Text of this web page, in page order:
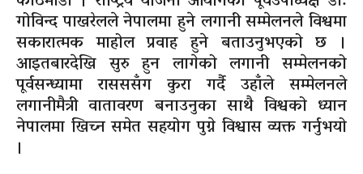
गोविन्द पाखरेलले नेपालमा हुने लगानी सम्मेलनले विश्वमा
सकारात्मक माहोल प्रवाह हुने बताउनुभएको छ ।
आइतबारदेखि सुरु हुन लागेको लगानी सम्मेलनको
पूर्वसन्ध्यामा रासससँग कुरा गर्दै उहाँले सम्मेलनले
लगानीमैत्री वातावरण बनाउनुका साथै विश्वको ध्यान
नेपालमा खिच्न समेत सहयोग पुग्ने विश्वास व्यक्त गर्नुभयो
।